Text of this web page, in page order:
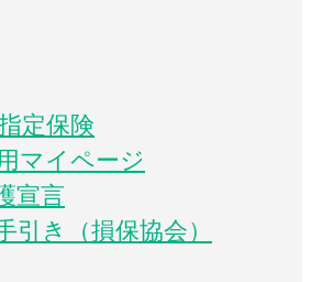
定保険
マイページ
宣言
引き（損保協会）